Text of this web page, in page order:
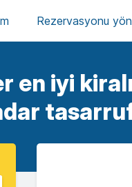
en iyi